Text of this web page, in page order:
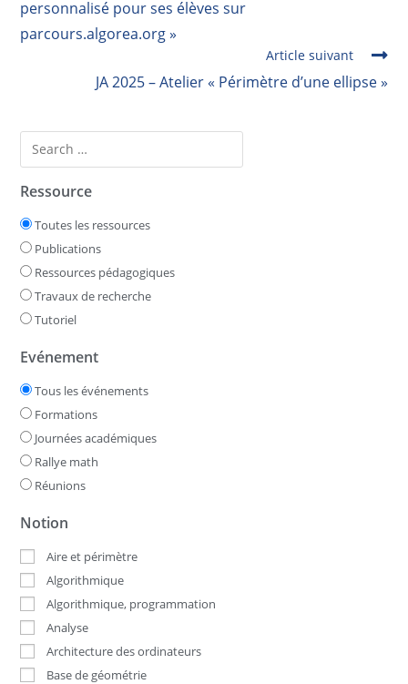
personnalisé pour ses élèves sur
parcours.algorea.org »
Article suivant
JA 2025 – Atelier « Périmètre d’une ellipse »
Ressource
Toutes les ressources
Publications
Ressources pédagogiques
Travaux de recherche
Tutoriel
Evénement
Tous les événements
Formations
Journées académiques
Rallye math
Réunions
Notion
Aire et périmètre
Algorithmique
Algorithmique, programmation
Analyse
Architecture des ordinateurs
Base de géométrie